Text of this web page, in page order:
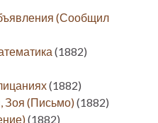
(Сообщил
(1882)
(1882)
Зоя (Письмо)(1882)
(1882)